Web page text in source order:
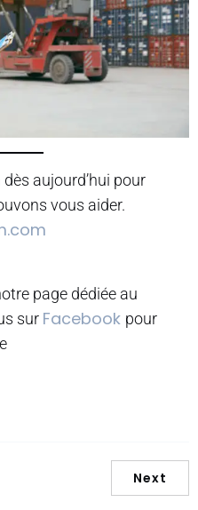
dès aujourd’hui pour
vous aider.
page dédiée au
sur Facebook pour
Next